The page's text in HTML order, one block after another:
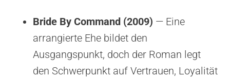
Bride By Command (2009) — Eine
arrangierte Ehe bildet den
Ausgangspunkt, doch der Roman legt
den Schwerpunkt auf Vertrauen, Loyalität